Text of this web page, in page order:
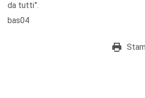
da tutti”.
bas04